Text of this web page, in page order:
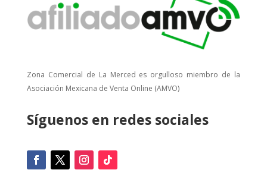
Zona Comercial de La Merced es orgulloso miembro de la
Asociación Mexicana de Venta Online (AMVO)
Síguenos en redes sociales